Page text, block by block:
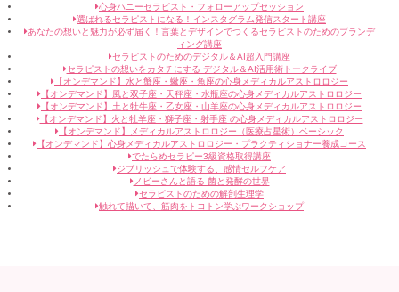
心身ハニーセラピスト・フォローアップセッション
選ばれるセラピストになる！インスタグラム発信スタート講座
あなたの想いと魅力が必ず届く！言葉とデザインでつくるセラピストのためのブランデ
ィング講座
セラピストのためのデジタル＆AI超入門講座
セラピストの想いをカタチにする デジタル＆AI活用術トークライブ
【オンデマンド】水と蟹座・蠍座・魚座の心身メディカルアストロロジー
【オンデマンド】風と双子座・天秤座・水瓶座の心身メディカルアストロロジー
【オンデマンド】土と牡牛座・乙女座・山羊座の心身メディカルアストロロジー
【オンデマンド】火と牡羊座・獅子座・射手座 の心身メディカルアストロロジー
【オンデマンド】メディカルアストロロジー（医療占星術）ベーシック
【オンデマンド】心身メディカルアストロロジー・プラクティショナー養成コース
でたらめセラピー3級資格取得講座
ジブリッシュで体験する、感情セルフケア
ノビーさんと語る 菌と発酵の世界
セラピストのための解剖生理学
触れて描いて、筋肉をトコトン学ぶワークショップ